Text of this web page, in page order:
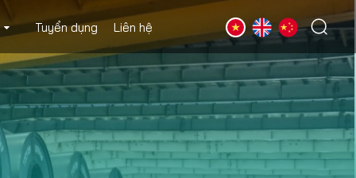
Tuyển dụng Liên hệ